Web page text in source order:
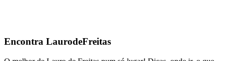
Encontra LaurodeFreitas